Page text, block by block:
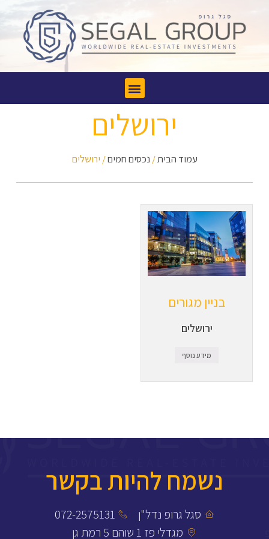
ירושלים
עמוד הבית/ נכסים חמים/ ירושלים
בניין מגורים
ירושלים
מידע נוסף
נשמח להיות בקשר
סגל גרופ נדל"ן
072-2575131
מגדלי פז 1 שוהם 5 רמת גן